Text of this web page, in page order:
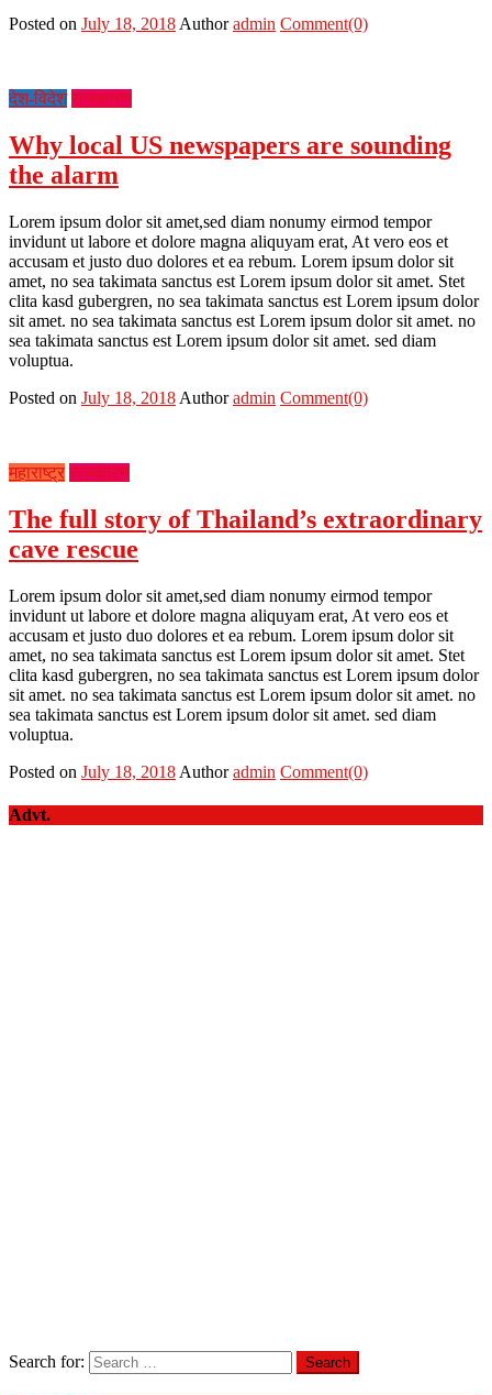
Posted on July 18, 2018 Author admin Comment(0)
देश-विदेश राजकारण
Why local US newspapers are sounding
the alarm
Lorem ipsum dolor sit amet,sed diam nonumy eirmod tempor
invidunt ut labore et dolore magna aliquyam erat, At vero eos et
accusam et justo duo dolores et ea rebum. Lorem ipsum dolor sit
amet, no sea takimata sanctus est Lorem ipsum dolor sit amet. Stet
clita kasd gubergren, no sea takimata sanctus est Lorem ipsum dolor
sit amet. no sea takimata sanctus est Lorem ipsum dolor sit amet. no
sea takimata sanctus est Lorem ipsum dolor sit amet. sed diam
voluptua.
Posted on July 18, 2018 Author admin Comment(0)
महाराष्ट्र राजकारण
The full story of Thailand’s extraordinary
cave rescue
Lorem ipsum dolor sit amet,sed diam nonumy eirmod tempor
invidunt ut labore et dolore magna aliquyam erat, At vero eos et
accusam et justo duo dolores et ea rebum. Lorem ipsum dolor sit
amet, no sea takimata sanctus est Lorem ipsum dolor sit amet. Stet
clita kasd gubergren, no sea takimata sanctus est Lorem ipsum dolor
sit amet. no sea takimata sanctus est Lorem ipsum dolor sit amet. no
sea takimata sanctus est Lorem ipsum dolor sit amet. sed diam
voluptua.
Posted on July 18, 2018 Author admin Comment(0)
Advt.
Search for: